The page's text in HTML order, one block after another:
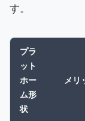
す。
プラ
ット
ホー
ム形
状
メリ